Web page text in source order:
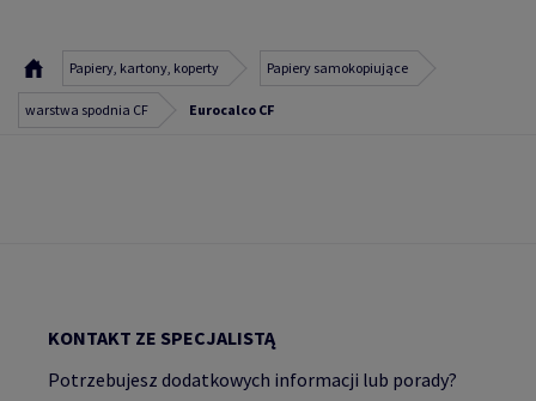
Papiery, kartony, koperty Papiery samokopiujące
warstwa spodnia CF Eurocalco CF
KONTAKT ZE SPECJALISTĄ
Potrzebujesz dodatkowych informacji lub porady?